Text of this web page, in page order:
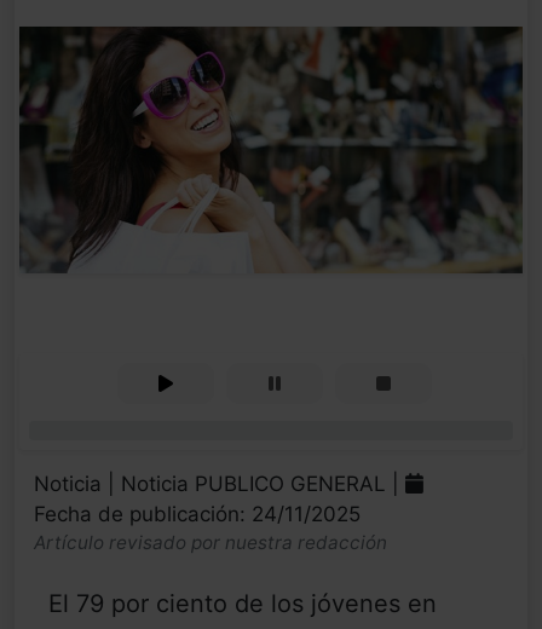
Noticia | Noticia PUBLICO GENERAL |
Fecha de publicación: 24/11/2025
Artículo revisado por nuestra redacción
El 79 por ciento de los jóvenes en